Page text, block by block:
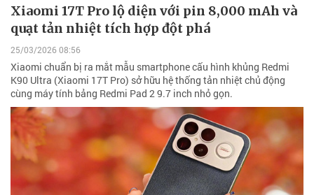
Xiaomi 17T Pro lộ diện với pin 8,000 mAh và
quạt tản nhiệt tích hợp đột phá
25/03/2026 08:56
Xiaomi chuẩn bị ra mắt mẫu smartphone cấu hình khủng Redmi
K90 Ultra (Xiaomi 17T Pro) sở hữu hệ thống tản nhiệt chủ động
cùng máy tính bảng Redmi Pad 2 9.7 inch nhỏ gọn.